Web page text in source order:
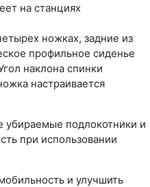
на станциях
ножках, задние из
профильное сиденье
наклона спинки
настраивается
убираемые подлокотники и
при использовании
и улучшить